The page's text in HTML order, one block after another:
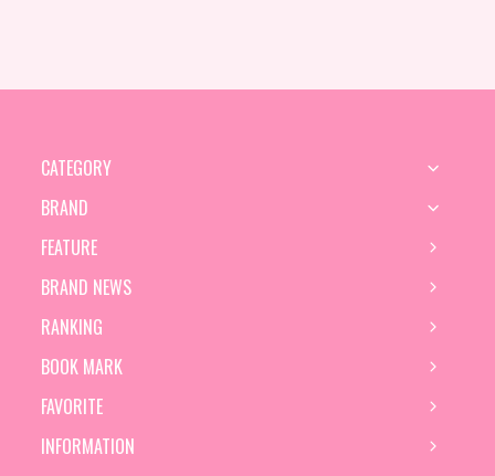
CATEGORY
BRAND
FEATURE
BRAND NEWS
RANKING
BOOK MARK
FAVORITE
INFORMATION